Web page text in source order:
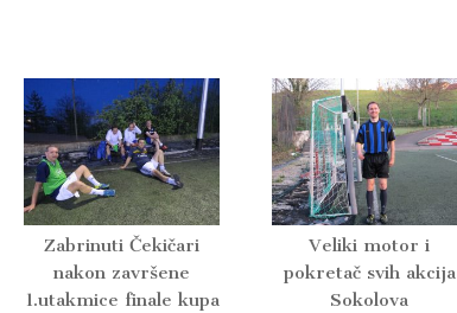
Zabrinuti Čekičari
nakon završene
1.utakmice finale kupa
Veliki motor i
pokretač svih akcija
Sokolova